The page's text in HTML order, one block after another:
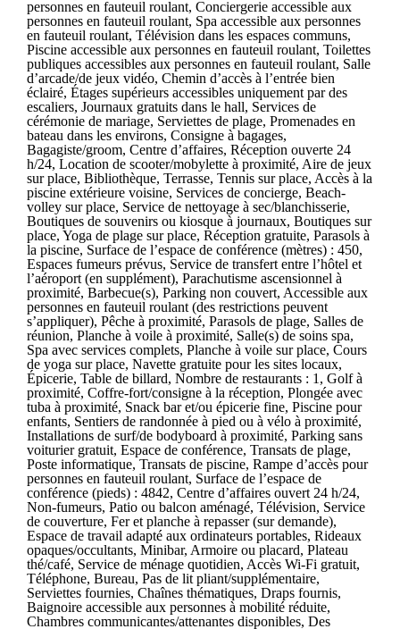
personnes en fauteuil roulant, Conciergerie accessible aux
personnes en fauteuil roulant, Spa accessible aux personnes
en fauteuil roulant, Télévision dans les espaces communs,
Piscine accessible aux personnes en fauteuil roulant, Toilettes
publiques accessibles aux personnes en fauteuil roulant, Salle
d’arcade/de jeux vidéo, Chemin d’accès à l’entrée bien
éclairé, Étages supérieurs accessibles uniquement par des
escaliers, Journaux gratuits dans le hall, Services de
cérémonie de mariage, Serviettes de plage, Promenades en
bateau dans les environs, Consigne à bagages,
Bagagiste/groom, Centre d’affaires, Réception ouverte 24
h/24, Location de scooter/mobylette à proximité, Aire de jeux
sur place, Bibliothèque, Terrasse, Tennis sur place, Accès à la
piscine extérieure voisine, Services de concierge, Beach-
volley sur place, Service de nettoyage à sec/blanchisserie,
Boutiques de souvenirs ou kiosque à journaux, Boutiques sur
place, Yoga de plage sur place, Réception gratuite, Parasols à
la piscine, Surface de l’espace de conférence (mètres) : 450,
Espaces fumeurs prévus, Service de transfert entre l’hôtel et
l’aéroport (en supplément), Parachutisme ascensionnel à
proximité, Barbecue(s), Parking non couvert, Accessible aux
personnes en fauteuil roulant (des restrictions peuvent
s’appliquer), Pêche à proximité, Parasols de plage, Salles de
réunion, Planche à voile à proximité, Salle(s) de soins spa,
Spa avec services complets, Planche à voile sur place, Cours
de yoga sur place, Navette gratuite pour les sites locaux,
Épicerie, Table de billard, Nombre de restaurants : 1, Golf à
proximité, Coffre-fort/consigne à la réception, Plongée avec
tuba à proximité, Snack bar et/ou épicerie fine, Piscine pour
enfants, Sentiers de randonnée à pied ou à vélo à proximité,
Installations de surf/de bodyboard à proximité, Parking sans
voiturier gratuit, Espace de conférence, Transats de plage,
Poste informatique, Transats de piscine, Rampe d’accès pour
personnes en fauteuil roulant, Surface de l’espace de
conférence (pieds) : 4842, Centre d’affaires ouvert 24 h/24,
Non-fumeurs, Patio ou balcon aménagé, Télévision, Service
de couverture, Fer et planche à repasser (sur demande),
Espace de travail adapté aux ordinateurs portables, Rideaux
opaques/occultants, Minibar, Armoire ou placard, Plateau
thé/café, Service de ménage quotidien, Accès Wi-Fi gratuit,
Téléphone, Bureau, Pas de lit pliant/supplémentaire,
Serviettes fournies, Chaînes thématiques, Draps fournis,
Baignoire accessible aux personnes à mobilité réduite,
Chambres communicantes/attenantes disponibles, Des